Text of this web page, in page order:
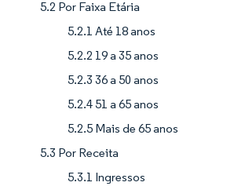
5.2 Por Faixa Etária
5.2.1 Até 18 anos
5.2.2 19 a 35 anos
5.2.3 36 a 50 anos
5.2.4 51 a 65 anos
5.2.5 Mais de 65 anos
5.3 Por Receita
5.3.1 Ingressos